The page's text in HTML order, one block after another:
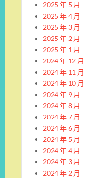
2025 年 5 月
2025 年 4 月
2025 年 3 月
2025 年 2 月
2025 年 1 月
2024 年 12 月
2024 年 11 月
2024 年 10 月
2024 年 9 月
2024 年 8 月
2024 年 7 月
2024 年 6 月
2024 年 5 月
2024 年 4 月
2024 年 3 月
2024 年 2 月